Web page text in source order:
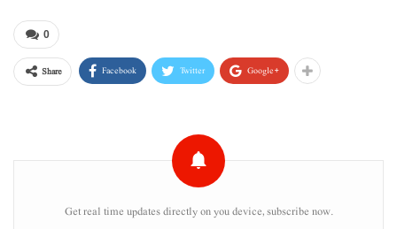
0
Share Facebook Twitter Google+
Get real time updates directly on you device, subscribe now.